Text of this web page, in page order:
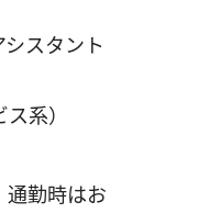
スタント
系）
通勤時はお